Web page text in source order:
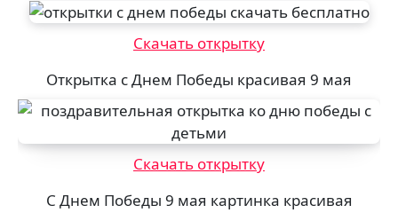
Скачать открытку
Открытка с Днем Победы красивая 9 мая
Скачать открытку
С Днем Победы 9 мая картинка красивая